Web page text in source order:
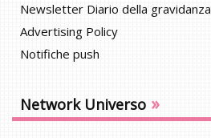
Newsletter Diario della gravidanza
Advertising Policy
Notifiche push
Network Universo »